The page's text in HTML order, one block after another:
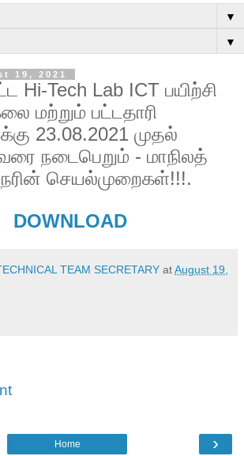
▼
▼
19, 2021
Tech Lab ICT பயிற்சி
மற்றும் பட்டதாரி
23.08.2021 முதல்
நடைபெறும் - மாநிலத்
செயல்முறைகள்!!!.
DOWNLOAD
TEAM SECRETARY atAugust 19,
›
Home